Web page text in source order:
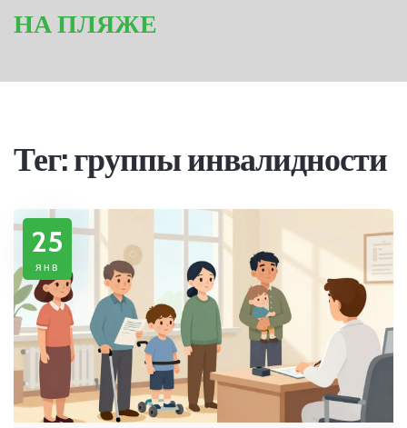
НА ПЛЯЖЕ
Тег: группы инвалидности
25
янв